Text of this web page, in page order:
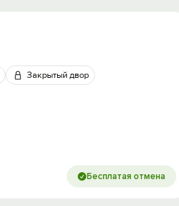
Закрытый двор
Бесплатая отмена